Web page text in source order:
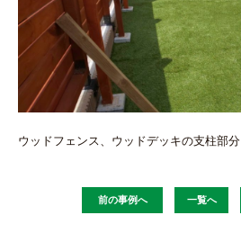
ウッドフェンス、ウッドデッキの支柱部分
前の事例へ 一覧へ